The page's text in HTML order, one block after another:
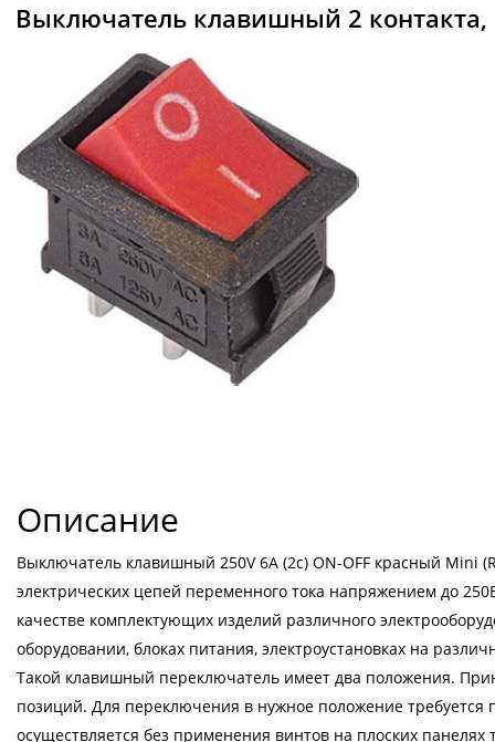
Выключатель клавишный 2
Описание
Выключатель клавишный 250V 6А (2с) ON-OFF красный Mini
электрических цепей переменного тока напряжением до
качестве комплектующих изделий различного
оборудовании, блоках питания, электроустановках на
Такой клавишный переключатель имеет два положения.
позиций. Для переключения в нужное положение
осуществляется без применения винтов на плоских